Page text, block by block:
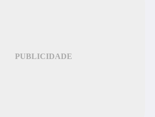
PUBLICIDADE